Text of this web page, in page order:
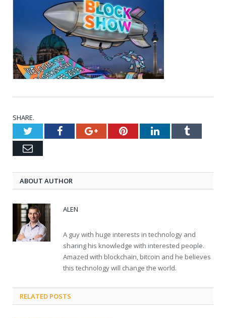
SHARE.
TwitterFacebookGoogle+PinterestLinkedInTumblr
Email
ABOUT AUTHOR
ALEN
A guy with huge interests in technology and
sharing his knowledge with interested people.
Amazed with blockchain, bitcoin and he believes
this technology will change the world.
RELATED POSTS